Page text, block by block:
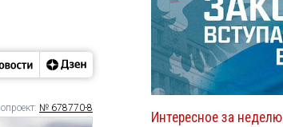
№ 678770-8
Интересное за неделю